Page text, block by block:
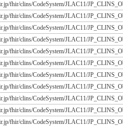
fhir/clins/CodeSystem/JLAC11/
fhir/clins/CodeSystem/JLAC11/
fhir/clins/CodeSystem/JLAC11/
fhir/clins/CodeSystem/JLAC11/
fhir/clins/CodeSystem/JLAC11/
fhir/clins/CodeSystem/JLAC11/
fhir/clins/CodeSystem/JLAC11/
fhir/clins/CodeSystem/JLAC11/
fhir/clins/CodeSystem/JLAC11/
fhir/clins/CodeSystem/JLAC11/
fhir/clins/CodeSystem/JLAC11/